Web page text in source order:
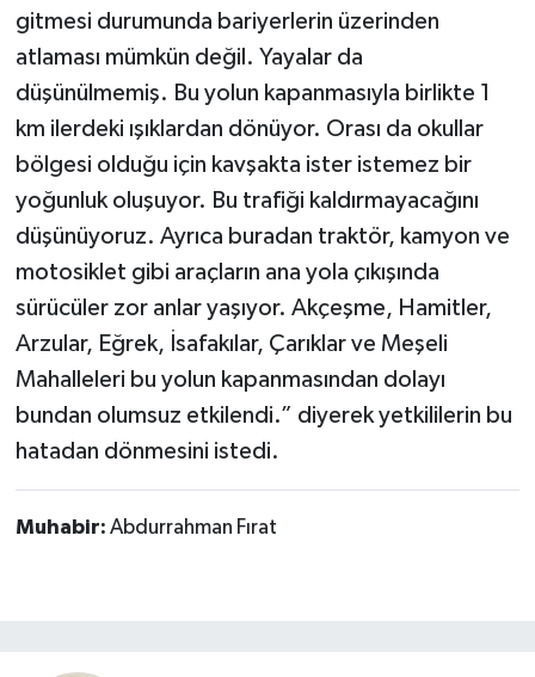
gitmesi durumunda bariyerlerin üzerinden
atlaması mümkün değil. Yayalar da
düşünülmemiş. Bu yolun kapanmasıyla birlikte 1
km ilerdeki ışıklardan dönüyor. Orası da okullar
bölgesi olduğu için kavşakta ister istemez bir
yoğunluk oluşuyor. Bu trafiği kaldırmayacağını
düşünüyoruz. Ayrıca buradan traktör, kamyon ve
motosiklet gibi araçların ana yola çıkışında
sürücüler zor anlar yaşıyor. Akçeşme, Hamitler,
Arzular, Eğrek, İsafakılar, Çarıklar ve Meşeli
Mahalleleri bu yolun kapanmasından dolayı
bundan olumsuz etkilendi.” diyerek yetkililerin bu
hatadan dönmesini istedi.
Muhabir: Abdurrahman Fırat